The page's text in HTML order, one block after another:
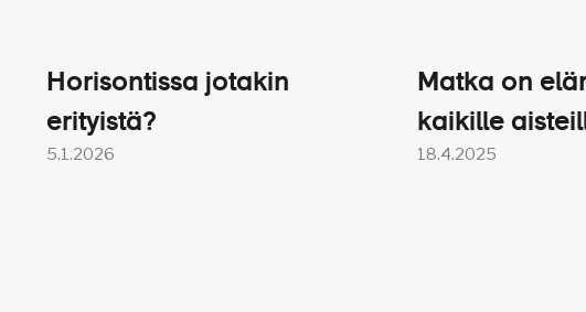
Ti 23.10. Krkan kansallispuisto ja
Horisontissa jotakin
erityistä?
5.1.2026
Matka on
kaikille
18.4.2025